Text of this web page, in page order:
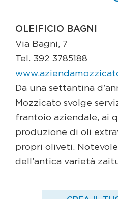
OLEIFICIO BAGNI
Via Bagni, 7
Tel. 392 3785188
Da una settantina
Mozzicato svolge
frantoio aziendale, ai
produzione di oli
propri oliveti.
dell’antica varietà